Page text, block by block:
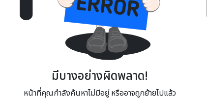
มีบางอย่างผิดพลาด!
หน้าที่คุณกำลังค้นหาไม่มีอยู่ หรืออาจถูกย้ายไปแล้ว